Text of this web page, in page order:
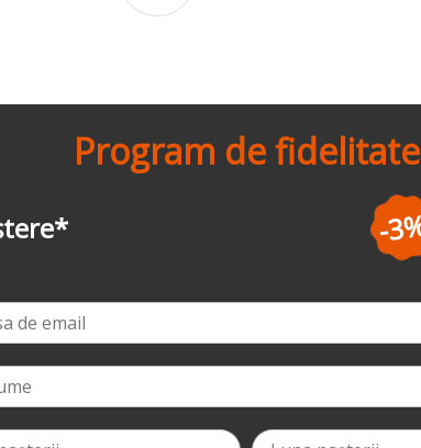
Program de fidelitate
la prima comandă*